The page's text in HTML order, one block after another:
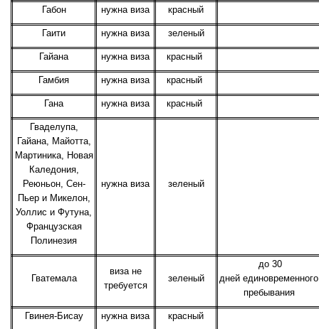
Габон нужна виза красный
Гаити нужна виза зеленый
Гайана нужна виза красный
Гамбия нужна виза красный
Гана нужна виза красный
Гваделупа,
Гайана, Майотта,
Мартиника, Новая
Каледония,
Реюньон, Сен-
Пьер и Микелон,
Уоллис и Футуна,
Французская
Полинезия
нужна виза зеленый
Гватемала
виза не
требуется
зеленый
до 30
дней единовременного
пребывания
Гвинея-Бисау нужна виза красный